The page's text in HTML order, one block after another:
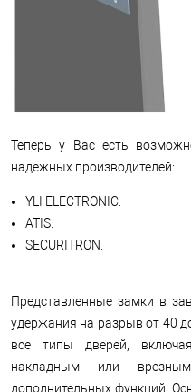
Теперь у Вас есть
надежных производителей:
YLI ELECTRONIC.
ATIS.
SECURITRON.
Представленные замки в
удержания на разрыв от 40
все типы дверей,
накладным или
дополнительных функций.